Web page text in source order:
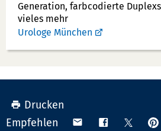
m
m
e
r:
Generation, farbcodierte
vieles mehr
Urologe München
Drucken
Empfehlen
Teilen Teilen Teilen